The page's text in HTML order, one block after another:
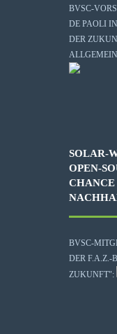
BVSC-
DE PAOLI
DER
SOLAR-
OPEN-
BVSC-
DER F.A.Z.-
ZUKUNFT":